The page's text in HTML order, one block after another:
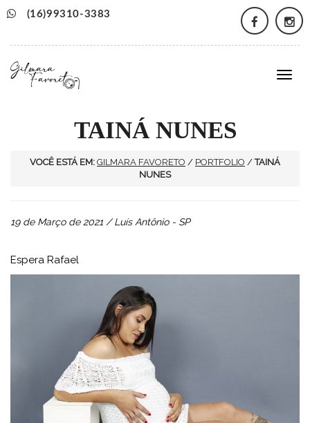
(16)99310-3383
TAINÁ NUNES
VOCÊ ESTÁ EM: GILMARA FAVORETO / PORTFOLIO /TAINÁ
NUNES
19 de Março de 2021 / Luís Antônio - SP
Espera Rafael